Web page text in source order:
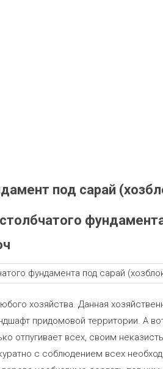
под сарай
хозяйства. Данная
придомовой территории. А
отпугивает всех, своим
с соблюдением всех